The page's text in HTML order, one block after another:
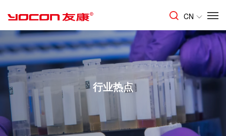
CN
行业热点